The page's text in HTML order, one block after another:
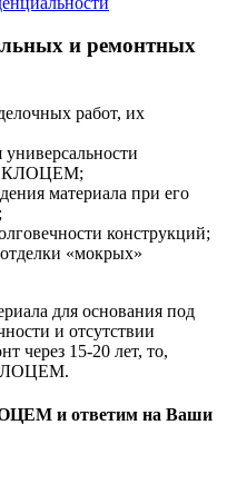
и ремонтных
работ, их
материала при его
конструкций;
«мокрых»
для основания под
и отсутствии
через 15-20 лет, то,
и ответим на Ваши